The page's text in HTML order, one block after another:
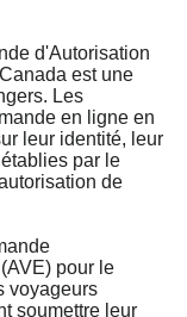
d'Autorisation
est une
Les
en ligne en
leur identité, leur
par le
de
pour le
voyageurs
soumettre leur